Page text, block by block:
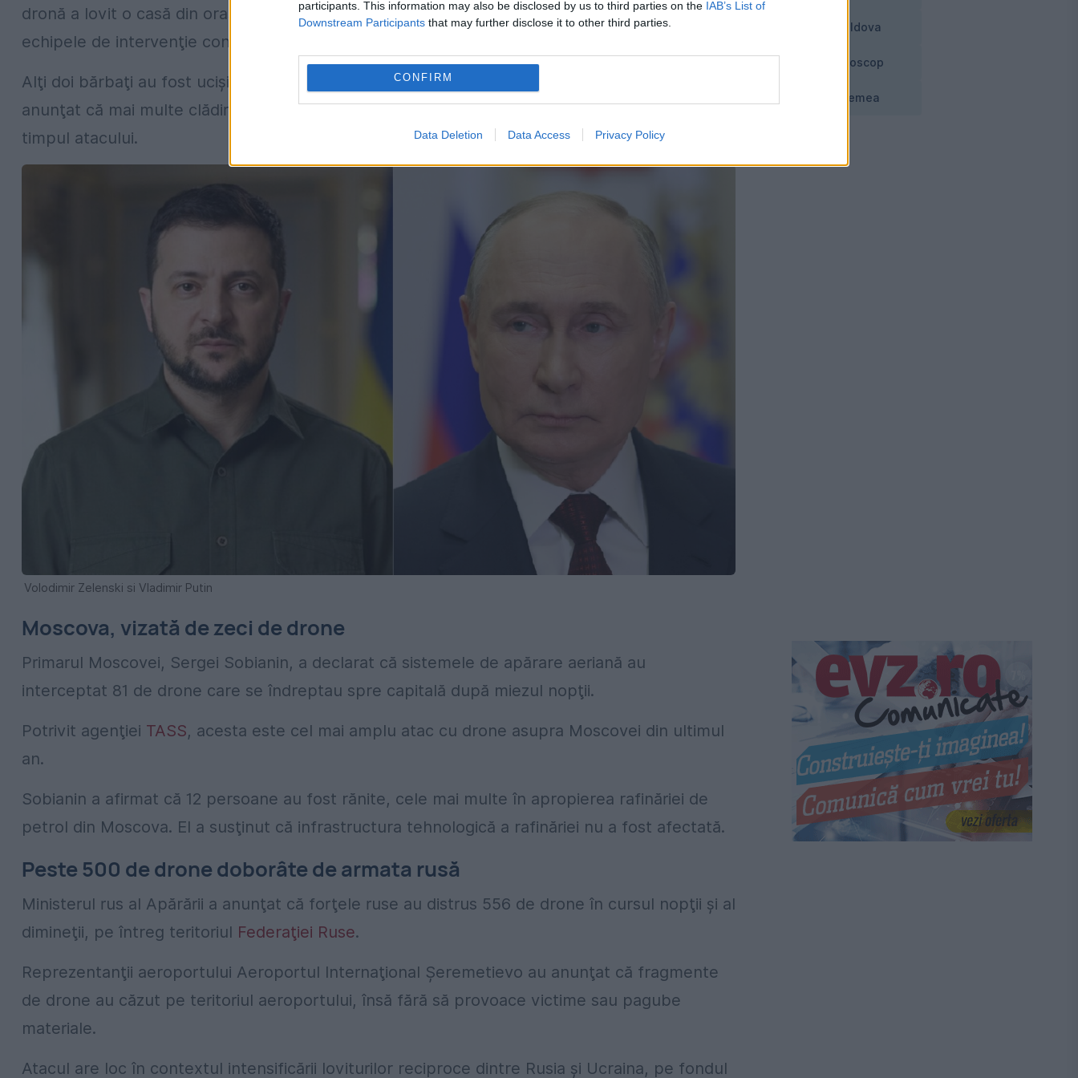
participants. This information may also be disclosed by us to third parties on the IAB’s List of
Downstream Participants that may further disclose it to other third parties.
CONFIRM
Data Deletion Data Access Privacy Policy
dronă a lovit o casă din oraşul
Khimki, aflat la nord de capitala rusă. Potrivit acestuia,
echipele de intervenţie continuau căutările pentru o persoană dispărută sub dărâmături.
Alţi doi bărbaţi au fost ucişi în satul Pogorelki, din districtul Mitişci. Autorităţile regionale au
anunţat că mai multe clădiri rezidenţiale şi obiective de infrastructură au fost avariate în
timpul atacului.
Volodimir Zelenski si Vladimir Putin
Moscova, vizată de zeci de drone
Primarul Moscovei, Sergei Sobianin, a declarat că sistemele de apărare aeriană au
interceptat 81 de drone care se îndreptau spre capitală după miezul nopţii.
Potrivit agenţiei TASS, acesta este cel mai amplu atac cu drone asupra Moscovei din ultimul
an.
Sobianin a afirmat că 12 persoane au fost rănite, cele mai multe în apropierea rafinăriei de
petrol din Moscova. El a susţinut că infrastructura tehnologică a rafinăriei nu a fost afectată.
Peste 500 de drone doborâte de armata rusă
Ministerul rus al Apărării a anunţat că forţele ruse au distrus 556 de drone în cursul nopţii şi al
dimineţii, pe întreg teritoriul Federaţiei Ruse.
Reprezentanţii aeroportului Aeroportul Internaţional Şeremetievo au anunţat că fragmente
de drone au căzut pe teritoriul aeroportului, însă fără să provoace victime sau pagube
materiale.
Atacul are loc în contextul intensificării loviturilor reciproce dintre Rusia şi Ucraina, pe fondul
Moldova
Horoscop
Vremea